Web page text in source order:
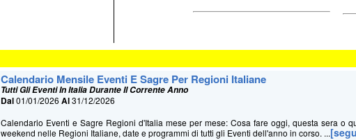
Calendario Mensile Eventi E Sagre Per Regioni Italiane
Tutti Gli Eventi In Italia Durante Il Corrente Anno
Dal01/01/2026Al31/12/2026
Calendario Eventi e Sagre Regioni d'Italia mese per mese: Cosa fare oggi, questa sera o
weekend nelle Regioni Italiane, date e programmi di tutti gli Eventi dell'anno in corso. ...